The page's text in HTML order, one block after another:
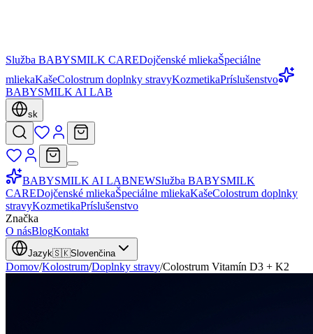
Služba BABYSMILK CAREDojčenské mliekaŠpeciálne
mliekaKašeColostrum doplnky stravyKozmetikaPríslušenstvo
BABYSMILK AI LAB
sk
BABYSMILK AI LABNEWSlužba BABYSMILK
CAREDojčenské mliekaŠpeciálne mliekaKašeColostrum doplnky
stravyKozmetikaPríslušenstvo
Značka
O násBlogKontakt
Jazyk🇸🇰Slovenčina
Domov/Kolostrum/Doplnky stravy/Colostrum Vitamín D3 + K2